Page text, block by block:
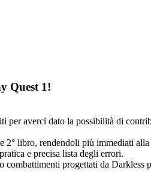
Quest 1!
averci dato la possibilità di
2° libro, rendendoli più immediati alla
e precisa lista degli errori.
combattimenti progettati da Darkless